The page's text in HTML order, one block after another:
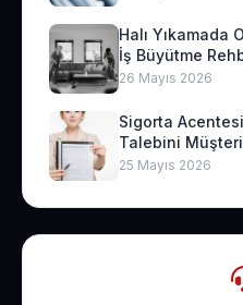
Halı Yıkamada
İş Büyütme
26 Mayıs 2026
Sigorta
Talebini
25 Mayıs 2026